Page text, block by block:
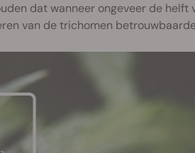
dat wanneer ongeveer de helft
van de trichomen